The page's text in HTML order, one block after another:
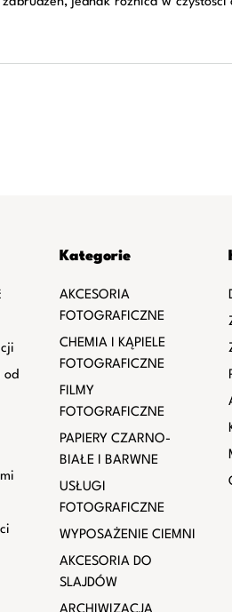
od
Kategorie
AKCESORIA
FOTOGRAFICZNE
CHEMIA I KĄPIELE
FOTOGRAFICZNE
FILMY
FOTOGRAFICZNE
PAPIERY CZARNO-
BIAŁE I BARWNE
USŁUGI
FOTOGRAFICZNE
WYPOSAŻENIE CIEMNI
AKCESORIA DO
SLAJDÓW